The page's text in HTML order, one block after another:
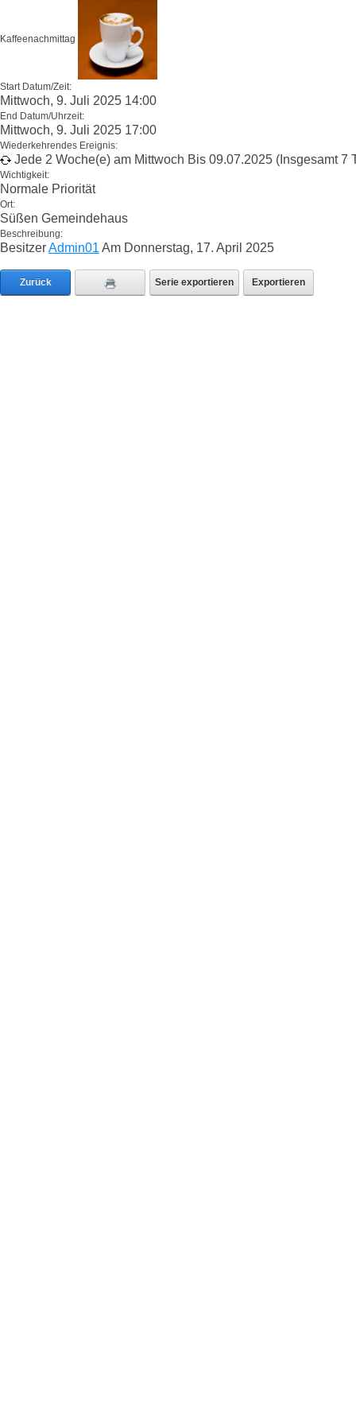
Kaffeenachmittag
Start Datum/Zeit:
Mittwoch, 9. Juli 2025 14:00
End Datum/Uhrzeit:
Mittwoch, 9. Juli 2025 17:00
Wiederkehrendes Ereignis:
Jede 2 Woche(e) am Mittwoch Bis 09.07.2025 (Insgesamt 7
Wichtigkeit:
Normale Priorität
Ort:
Süßen Gemeindehaus
Beschreibung:
BesitzerAdmin01 Am Donnerstag, 17. April 2025
Zurück Serie exportieren Exportieren